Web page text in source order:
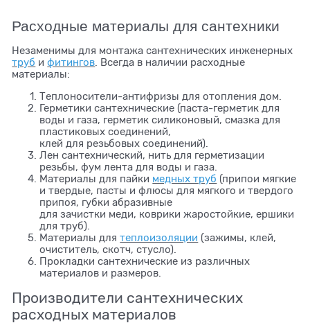
Расходные материалы для сантехники
Незаменимы для монтажа сантехнических инженерных
труб ифитингов . Всегда в наличии расходные
материалы:
Теплоносители-антифризы для отопления дом.
Герметики сантехнические (паста-герметик для
воды и газа, герметик силиконовый, смазка для
пластиковых соединений,
клей для резьбовых соединений).
Лен сантехнический, нить для герметизации
резьбы, фум лента для воды и газа.
Материалы для пайки медных труб (припои мягкие
и твердые, пасты и флюсы для мягкого и твердого
припоя, губки абразивные
для зачистки меди, коврики жаростойкие, ершики
для труб).
Материалы длятеплоизоляции (зажимы, клей,
очиститель, скотч, стусло).
Прокладки сантехнические из различных
материалов и размеров.
Производители сантехнических
расходных материалов